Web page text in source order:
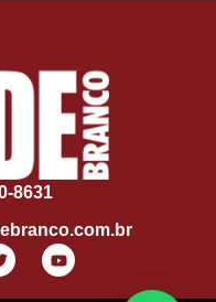
8631